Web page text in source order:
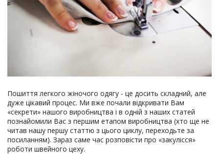
Пошиття легкого жіночого одягу - це досить складний, але
дуже цікавий процес. Ми вже почали відкривати Вам
«секрети» нашого виробництва і в одній з наших статей
познайомили Вас з першим етапом виробництва (хто ще не
читав нашу першу статтю з цього циклу, переходьте за
посиланням). Зараз саме час розповісти про «закулісся»
роботи швейного цеху.